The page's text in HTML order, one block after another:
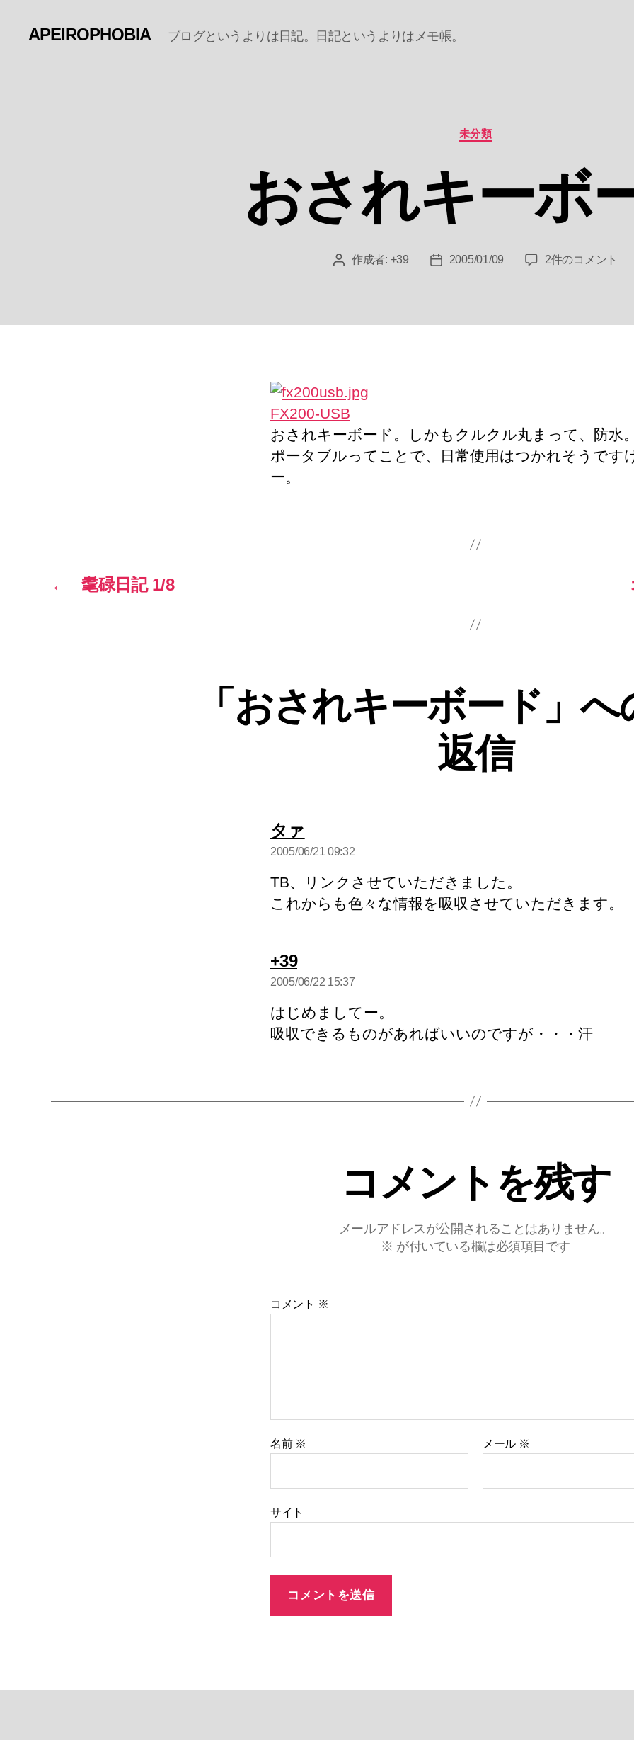
APEIROPHOBIA ブログというよりは日記。日記というよりはメモ帳。
カ
テ
ー
未分類
おされキーボ
投 作成者: +39
投
2005/01/09
お
ー
2件のコメント
FX200-USB
おされキーボード。しかもクルクル丸まって、防水
ポータブルってことで、日常使用はつかれそうです
ー。
← 耄碌日記 1/8
「おされキーボード」
返信
タァ
発
2005/06/21 09:32
TB、リンクさせていただきました。
これからも色々な情報を吸収させていただきます。
+39の
発
2005/06/22 15:37
はじめましてー。
吸収できるものがあればいいのですが・・・汗
コメントを残す
メールアドレスが公開されることはありません。
※ が付いている欄は必須項目です
コメント ※
名前 ※ メール ※
サイト